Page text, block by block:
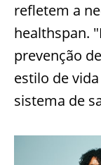
refletem a
healthspan.
prevenção
estilo de
sistema de